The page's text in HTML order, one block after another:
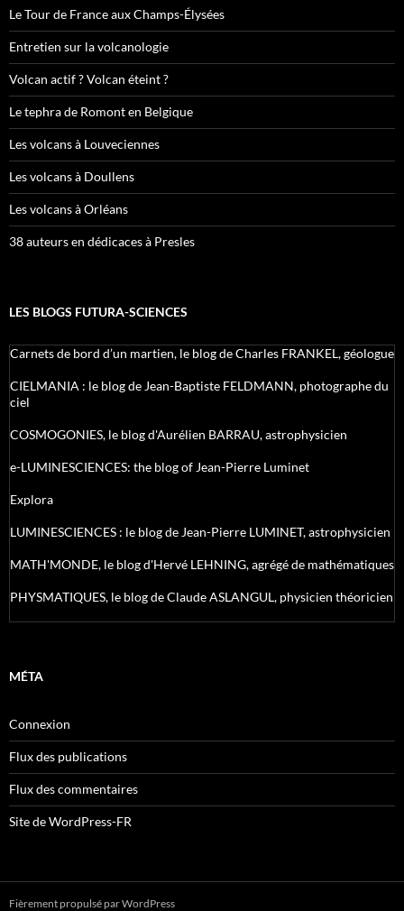
Le Tour de France aux Champs-Élysées
Entretien sur la volcanologie
Volcan actif ? Volcan éteint ?
Le tephra de Romont en Belgique
Les volcans à Louveciennes
Les volcans à Doullens
Les volcans à Orléans
38 auteurs en dédicaces à Presles
LES BLOGS FUTURA-SCIENCES
Carnets de bord d’un martien, le blog de Charles FRANKEL, géologue
CIELMANIA : le blog de Jean-Baptiste FELDMANN, photographe du
ciel
COSMOGONIES, le blog d'Aurélien BARRAU, astrophysicien
e-LUMINESCIENCES: the blog of Jean-Pierre Luminet
Explora
LUMINESCIENCES : le blog de Jean-Pierre LUMINET, astrophysicien
MATH'MONDE, le blog d'Hervé LEHNING, agrégé de mathématiques
PHYSMATIQUES, le blog de Claude ASLANGUL, physicien théoricien
MÉTA
Connexion
Flux des publications
Flux des commentaires
Site de WordPress-FR
Fièrement propulsé par WordPress